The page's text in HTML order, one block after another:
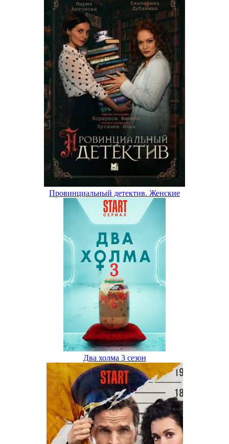
Провинциальный детектив. Женские
Два холма 3 сезон